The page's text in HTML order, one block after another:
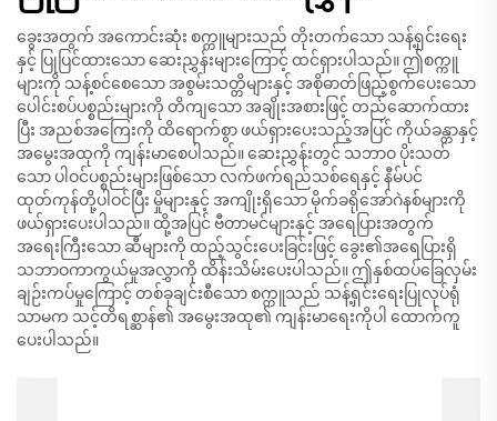
ခွေးအတွက် အကောင်းဆုံး စက္ကူများသည် တိုးတက်သော သန့်ရှင်းရေး
နှင့် ပြုပြင်ထားသော ဆေးညွှန်းများကြောင့် ထင်ရှားပါသည်။ ဤစက္ကူ
များကို သန့်စင်စေသော အစွမ်းသတ္တိများနှင့် အစိုဓာတ်ဖြည့်စွက်ပေးသော
ပေါင်းစပ်ပစ္စည်းများကို တိကျသော အချိုးအစားဖြင့် တည်ဆောက်ထား
ပြီး အညစ်အကြေးကို ထိရောက်စွာ ဖယ်ရှားပေးသည့်အပြင် ကိုယ်ခန္တာနှင့်
အမွေးအထုကို ကျန်းမာစေပါသည်။ ဆေးညွှန်းတွင် သဘာဝ ပိုးသတ်
သော ပါဝင်ပစ္စည်းများဖြစ်သော လက်ဖက်ရည်သစ်ရေနှင့် နီမ်ပင်
ထုတ်ကုန်တို့ပါဝင်ပြီး မှိုများနှင့် အကျိုးရှိသော မိုက်ခရိုအော်ဂဲနစ်များကို
ဖယ်ရှားပေးပါသည်။ ထို့အပြင် ဗီတာမင်များနှင့် အရေပြားအတွက်
အရေးကြီးသော ဆီများကို ထည့်သွင်းပေးခြင်းဖြင့် ခွေး၏အရေပြားရှိ
သဘာဝကာကွယ်မှုအလွှာကို ထိန်းသိမ်းပေးပါသည်။ ဤနှစ်ထပ်ခြေလှမ်း
ချဉ်းကပ်မှုကြောင့် တစ်ခုချင်းစီသော စက္ကူသည် သန့်ရှင်းရေးပြုလုပ်ရုံ
သာမက သင့်တိရစ္ဆာန်၏ အမွေးအထု၏ ကျန်းမာရေးကိုပါ ထောက်ကူ
ပေးပါသည်။